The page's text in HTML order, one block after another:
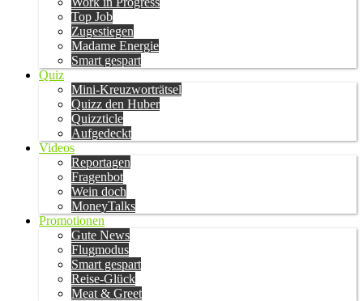
Top Job
Zugestiegen
Madame Energie
Smart gespart
Quiz
Mini-Kreuzworträtsel
Quizz den Huber
Quizzticle
Aufgedeckt
Videos
Reportagen
Fragenbot
Wein doch
MoneyTalks
Promotionen
Gute News
Flugmodus
Smart gespart
Reise-Glück
Meat & Greet